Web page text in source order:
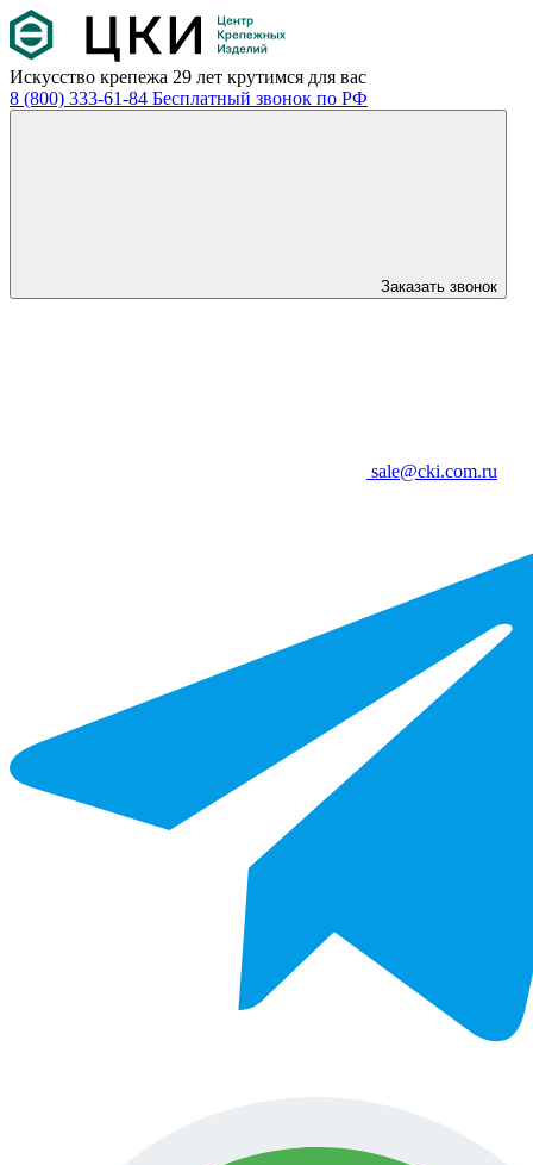
Искусство крепежа 29 лет крутимся для вас
8 (800) 333-61-84 Бесплатный звонок по РФ
Заказать звонок
sale@cki.com.ru